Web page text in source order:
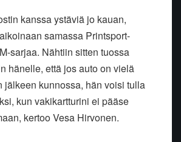
kanssa ystäviä jo kauan,
samassa Printsport-
sarjaa. Nähtiin sitten tuossa
hänelle, että jos auto on vielä
jälkeen kunnossa, hän voisi tulla
kun vakikartturini ei pääse
kertoo Vesa Hirvonen.